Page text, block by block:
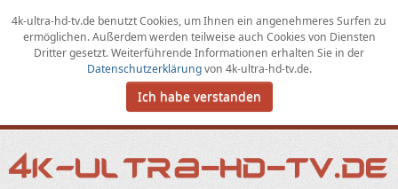
4k-ultra-hd-tv.de benutzt Cookies, umIhnen ein angenehmeres Surfen zu
ermöglichen.Außerdem werden teilweise auch Cookies von Diensten
Dritter gesetzt. Weiterführende Informationen erhalten Sie in der
Datenschutzerklärungvon 4k-ultra-hd-tv.de.
Ich habe verstanden